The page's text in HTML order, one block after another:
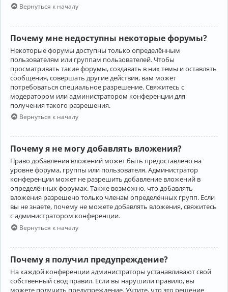
Вернуться к началу
Почему мне недоступны некоторые форумы?
Некоторые форумы доступны только определённым
пользователям или группам пользователей. Чтобы
просматривать такие форумы, создавать в них темы и оставлять
сообщения, совершать другие действия, вам может
потребоваться специальное разрешение. Свяжитесь с
модератором или администратором конференции для
получения такого разрешения.
Вернуться к началу
Почему я не могу добавлять вложения?
Право добавления вложений может быть предоставлено на
уровне форума, группы или пользователя. Администратор
конференции может не разрешить добавление вложений в
определённых форумах. Также возможно, что добавлять
вложения разрешено только членам определённых групп. Если
вы не знаете, почему не можете добавлять вложения, свяжитесь
с администратором конференции.
Вернуться к началу
Почему я получил предупреждение?
На каждой конференции администраторы устанавливают свой
собственный свод правил. Если вы нарушили правило, вы
можете получить предупреждение. Учтите, что это решение